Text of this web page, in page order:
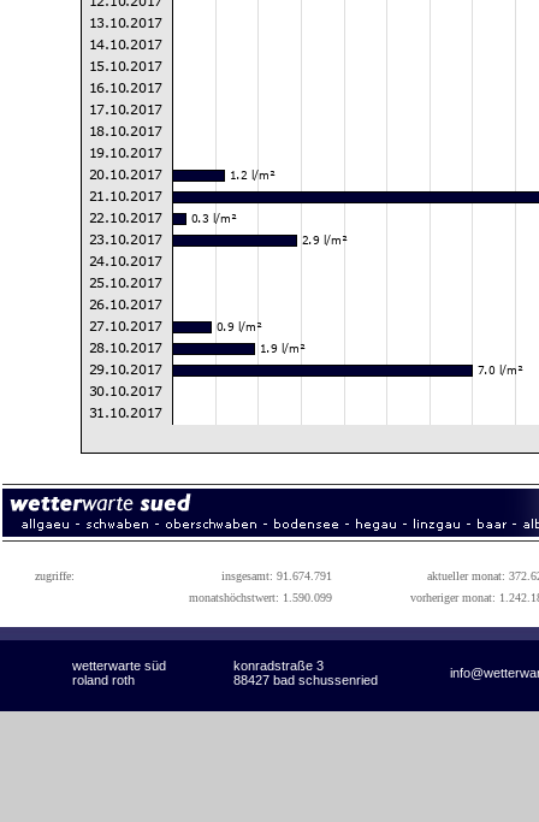
zugriffe: insgesamt: 91.674.791
aktueller monat:
monatshöchstwert: 1.590.099
vorheriger monat:
wetterwarte süd konradstraße 3
roland roth 88427 bad schussenried